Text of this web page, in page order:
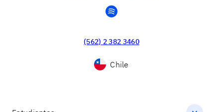
spotify
(562) 2 382 3460
Chile